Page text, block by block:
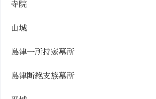
寺院
山城
島津一所持家墓所
島津断絶支族墓所